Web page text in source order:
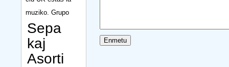
muziko. Grupo
Sepa
kaj
Asorti